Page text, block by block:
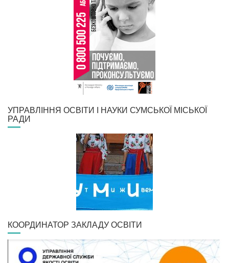
УПРАВЛІННЯ ОСВІТИ І НАУКИ СУМСЬКОЇ МІСЬКОЇ
РАДИ
КООРДИНАТОР ЗАКЛАДУ ОСВІТИ